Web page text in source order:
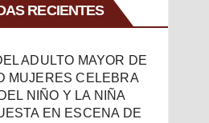
RECIENTES
ADULTO MAYOR DE
MUJERES CELEBRA
NIÑO Y LA NIÑA
EN ESCENA DE